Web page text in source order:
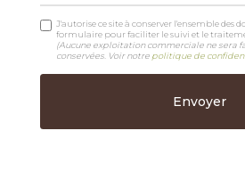
J'autorise ce site à conserver l'ensemble des
formulaire pour faciliter le suivi et le
(Aucune exploitation commerciale ne sera
conservées. Voir notre politique de